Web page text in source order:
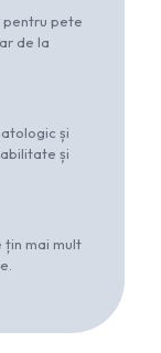
pentru pete
de la
și
și
mai mult